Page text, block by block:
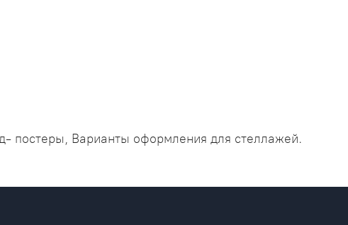
постеры, Варианты оформления для стеллажей.